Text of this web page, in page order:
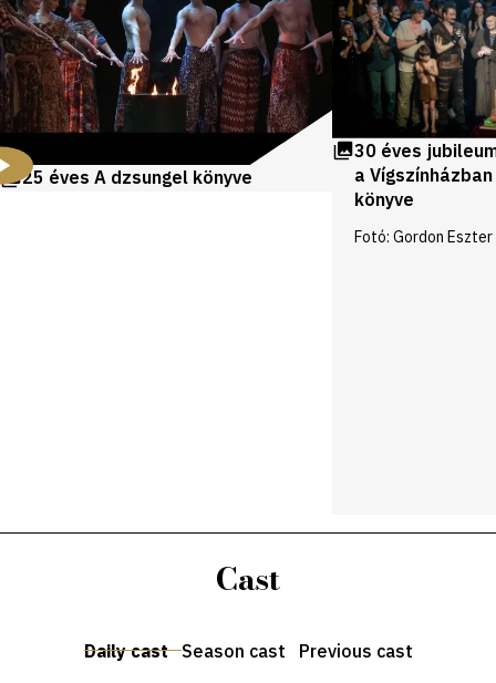
25 éves A dzsungel könyve
30 éves
a
könyve
Fotó: Gordon Eszter
Cast
Daily cast Season cast Previous cast